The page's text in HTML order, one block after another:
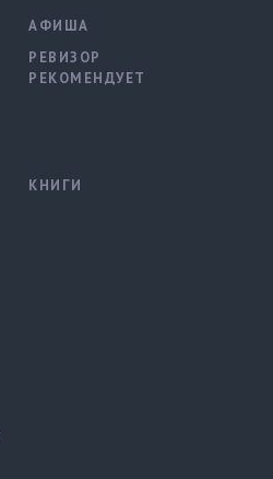
АФИША
РЕВИЗОР
РЕКОМЕНДУЕТ
КНИГИ